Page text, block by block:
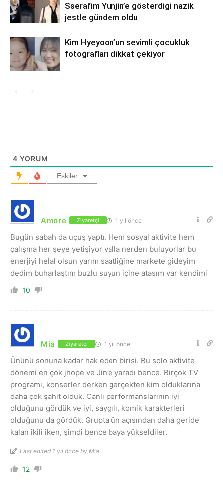
Sserafim Yunjin’e gösterdiği nazik
jestle gündem oldu
Kim Hyeyoon’un sevimli çocukluk
fotoğrafları dikkat çekiyor
4 YORUM
Eskiler
Amore Ziyaretçi 1 yıl önce
Bugün sabah da uçuş yaptı. Hem sosyal aktivite hem
çalışma her şeye yetişiyor valla nerden buluyorlar bu
enerjiyi helal olsun yarım saatliğine markete gideyim
dedim buharlaştım buzlu suyun içine atasım var kendimi
10
Mia Ziyaretçi 1 yıl önce
Ününü sonuna kadar hak eden birisi. Bu solo aktivite
dönemi en çok jhope ve Jin’e yaradı bence. Birçok TV
programı, konserler derken gerçekten kim olduklarına
daha çok şahit olduk. Canlı performanslarının iyi
olduğunu gördük ve iyi, saygılı, komik karakterleri
olduğunu da gördük. Grupta ün açısından daha geride
kalan ikili iken, şimdi bence baya yükseldiler.
Last edited 1 yıl önce by Mia
12